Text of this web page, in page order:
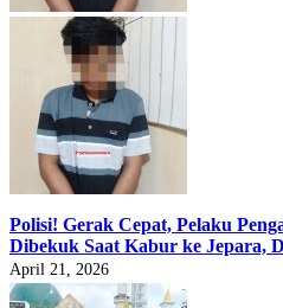
Polisi! Gerak Cepat, Pelaku
Dibekuk Saat Kabur ke Jepara,
April 21, 2026